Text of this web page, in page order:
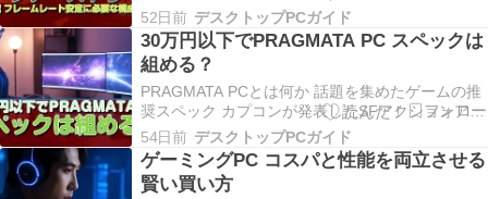
ゲームエンジンを採用したスパイアクションゲー
ムで、美麗なグラフィックスと激しいアクション
シーンが特徴的な作品です。 公式が発表している
推奨スペックを満たしただけでは、実際には快
適…
52日前 デスクトップPCガイド
30万円以下でPRAGMATA PC スペックは
組める？
PRAGMATA PCとは何か 話題を集めたゲームの推
奨スペック カプコンが発表したSFアクションアド
ベンチャー「PRAGMATA」の推奨スペックは、ゲ
ーミングPC界隈で大きな話題となりました。 月面
を舞台にした近未来的な世界観と、フォトリアル
なグラフィックスを実現するために要求…
54日前 デスクトップPCガイド
ゲーミングPC コスパと性能を両立させる
賢い買い方